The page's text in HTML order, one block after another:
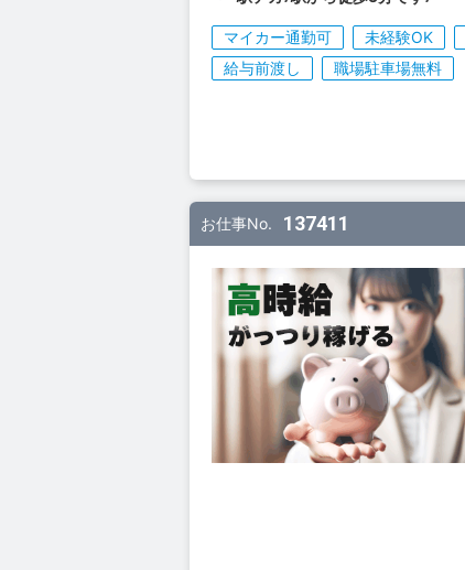
マイカー通勤可 未経験OK
給与前渡し
職場駐車場無料
お仕事No. 137411